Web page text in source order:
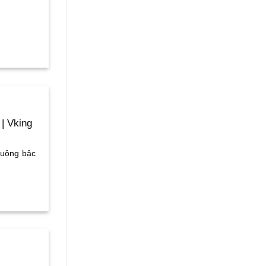
Vking
bậc